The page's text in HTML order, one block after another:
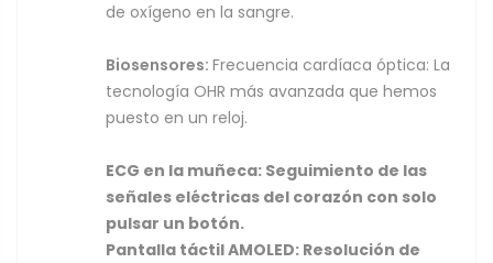
de oxígeno en la sangre.
Biosensores: Frecuencia cardíaca óptica: La
tecnología OHR más avanzada que hemos
puesto en un reloj.
ECG en la muñeca: Seguimiento de las
señales eléctricas del corazón con solo
pulsar un botón.
Pantalla táctil AMOLED: Resolución de